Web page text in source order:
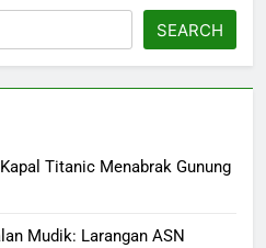
SEARCH
Titanic Menabrak Gunung
Mudik: Larangan ASN